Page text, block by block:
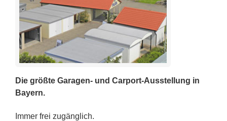
Die größte Garagen- und Carport-Ausstellung in
Bayern.
Immer frei zugänglich.